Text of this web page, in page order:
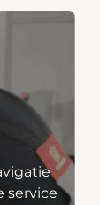
service